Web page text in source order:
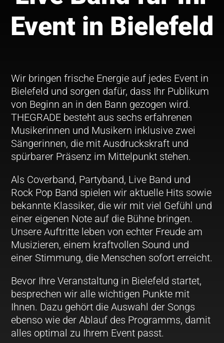
Event in Bielefeld
Wir bringen frische Energie auf jedes Event in
Bielefeld und sorgen dafür, dass Ihr Publikum
von Beginn an in den Bann gezogen wird.
THEGRADE besteht aus sechs erfahrenen
Musikerinnen und Musikern inklusive zwei
Sängerinnen, die mit Ausdruckskraft und
spürbarer Präsenz im Mittelpunkt stehen.
Als Coverband, Partyband, Live Band und
Rock Pop Band spielen wir aktuelle Hits sowie
bekannte Klassiker, die wir mit viel Gefühl und
einer eigenen Note auf die Bühne bringen.
Unsere Auftritte leben von echter Freude am
Musizieren, einem kraftvollen Sound und
einer Stimmung, die Menschen sofort erreicht.
Bevor Ihre Veranstaltung in Bielefeld startet,
besprechen wir alle wichtigen Punkte mit
Ihnen. Dazu gehört die Auswahl der Songs
ebenso wie der Ablauf des Programms, damit
alles optimal zu Ihrem Event passt.